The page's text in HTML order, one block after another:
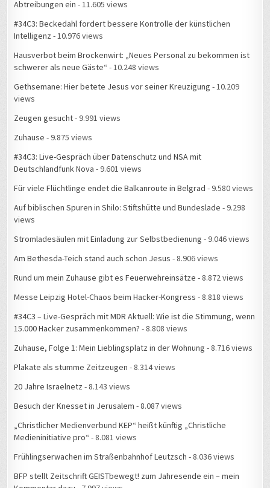
Abtreibungen ein - 11.605 views
#34C3: Beckedahl fordert bessere Kontrolle der künstlichen
Intelligenz - 10.976 views
Hausverbot beim Brockenwirt: „Neues Personal zu bekommen ist
schwerer als neue Gäste“ - 10.248 views
Gethsemane: Hier betete Jesus vor seiner Kreuzigung - 10.209
views
Zeugen gesucht- 9.991 views
Zuhause - 9.875 views
#34C3: Live-Gespräch über Datenschutz und NSA mit
Deutschlandfunk Nova - 9.601 views
Für viele Flüchtlinge endet die Balkanroute in Belgrad - 9.580 views
Auf biblischen Spuren in Shilo: Stiftshütte und Bundeslade - 9.298
views
Stromladesäulen mit Einladung zur Selbstbedienung - 9.046 views
Am Bethesda-Teich stand auch schon Jesus - 8.906 views
Rund um mein Zuhause gibt es Feuerwehreinsätze - 8.872 views
Messe Leipzig Hotel-Chaos beim Hacker-Kongress - 8.818 views
#34C3 – Live-Gespräch mit MDR Aktuell: Wie ist die Stimmung, wenn
15.000 Hacker zusammenkommen? - 8.808 views
Zuhause, Folge 1: Mein Lieblingsplatz in der Wohnung - 8.716 views
Plakate als stumme Zeitzeugen - 8.314 views
20 Jahre Israelnetz - 8.143 views
Besuch der Knesset in Jerusalem - 8.087 views
„Christlicher Medienverbund KEP“ heißt künftig „Christliche
Medieninitiative pro“ - 8.081 views
Frühlingserwachen im Straßenbahnhof Leutzsch - 8.036 views
BFP stellt Zeitschrift GEISTbewegt! zum Jahresende ein – mein